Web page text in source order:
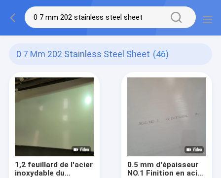
0 7 Mm 202 Stainless Steel Sheet (46)
1,2 feuillard de l'acier
inoxydable du
0.5 mm d'épaisseur
NO.1 Finition en acier